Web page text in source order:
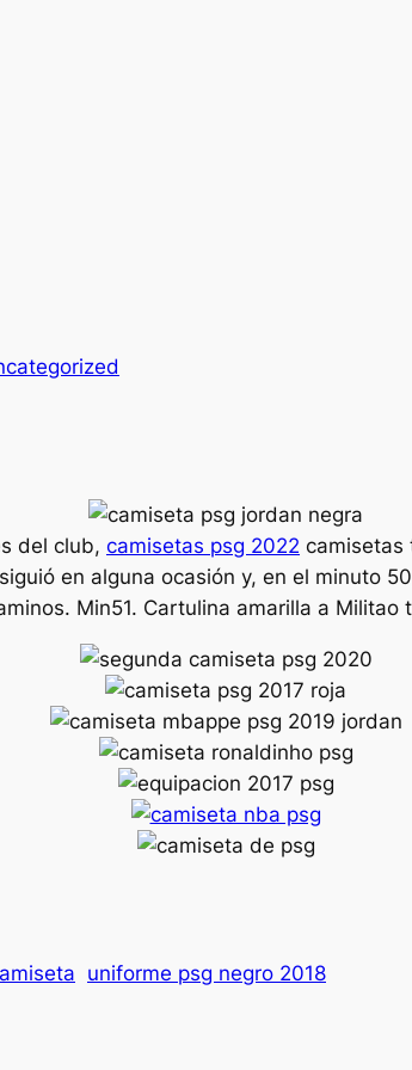
del club, camisetas psg 2022 camisetas
en alguna ocasión y, en el minuto
Min51. Cartulina amarilla a
uniforme psg negro 2018